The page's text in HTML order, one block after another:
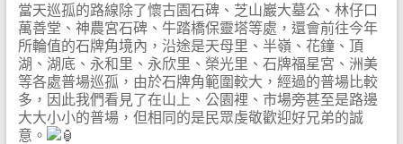
當天巡孤的路線除了懷古園石碑、芝山巖大墓公、林仔口
萬善堂、神農宮石碑、牛踏橋保靈塔等處，還會前往今年
所輪值的石牌角境內，沿途是天母里、半嶺、花鐘、頂
湖、湖底、永和里、永欣里、榮光里、石牌福星宮、洲美
等各處普場巡孤，由於石牌角範圍較大，經過的普場比較
多，因此我們看見了在山上、公園裡、市場旁甚至是路邊
大大小小的普場，但相同的是民眾虔敬歡迎好兄弟的誠
意。